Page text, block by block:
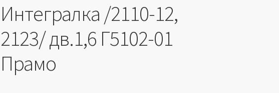
Интегралка /2110-12,
2123/ дв.1,6 Г5102-01
Прамо